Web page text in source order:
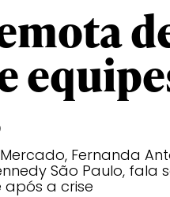
Fernanda
São Paulo, fala
a crise